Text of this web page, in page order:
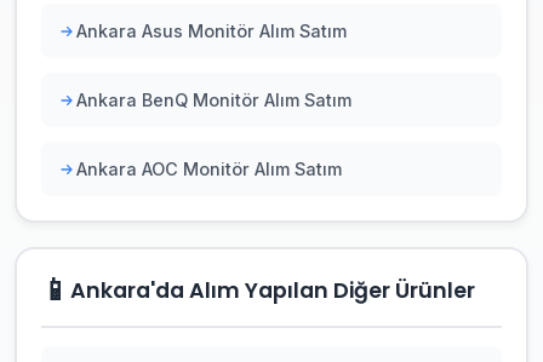
Ankara Asus Monitör Alım Satım
Ankara BenQ Monitör Alım Satım
Ankara AOC Monitör Alım Satım
📱 Ankara'da Alım Yapılan Diğer Ürünler